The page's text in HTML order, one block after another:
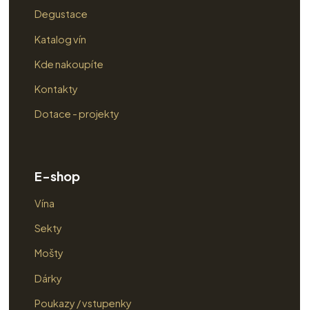
Degustace
Katalog vín
Kde nakoupíte
Kontakty
Dotace - projekty
E-shop
Vína
Sekty
Mošty
Dárky
Poukazy / vstupenky